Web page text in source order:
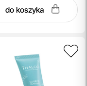
do koszyka